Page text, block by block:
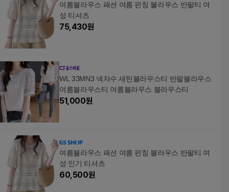
여름블라우스 패션 여름 펀칭 블라우스 반팔티 여
성 티셔츠
75,430원
WL 33MN3 넥자수 새틴블라우스티 반팔블라우스
여름블라우스티 여름블라우스 블라우스티
51,000원
여름블라우스 패션 여름 펀칭 블라우스 반팔티 여
성 인기 티셔츠
60,500원